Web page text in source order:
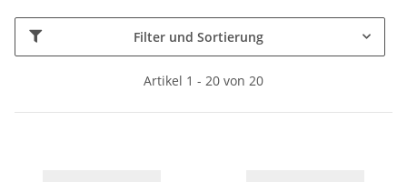
Filter und Sortierung
Artikel 1 - 20 von 20